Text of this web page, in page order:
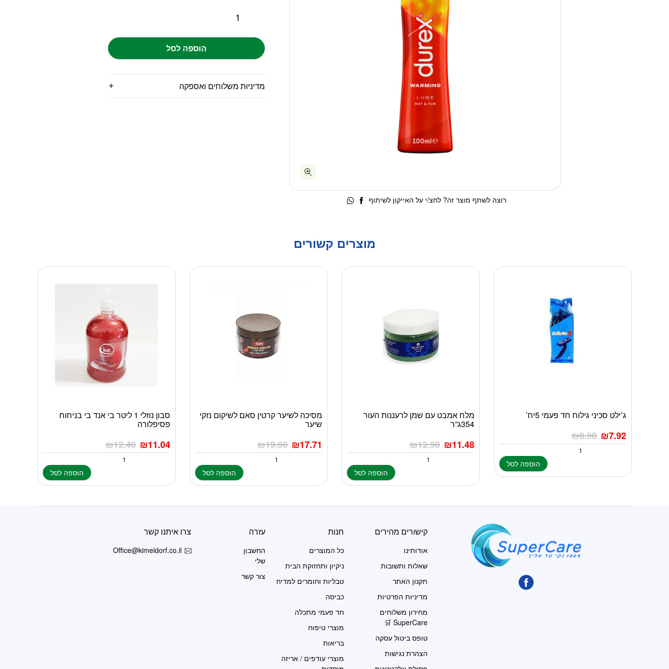
הוספה לסל
מדיניות משלוחים ואספקה
רוצה לשתף מוצר זה? לחצ/י על האייקון לשיתוף
מוצרים קשורים
ג’ילט סכיני גילוח חד פעמי 5יח’
₪8.90 ₪7.92
הוספה לסל
מלח אמבט עם שמן לרעננות העור
354ג”ר
₪12.90 ₪11.48
הוספה לסל
מסיכה לשיער קרטין סאם לשיקום נזקי
שיער
₪19.90 ₪17.71
הוספה לסל
סבון נוזלי 1 ליטר בי אנד בי בניחוח
פסיפלורה
₪12.40 ₪11.04
הוספה לסל
קישורים מהירים
אודותינו
שאלות ותשובות
תקנון האתר
מדיניות הפרטיות
מחירון משלוחים
SuperCare 🛒
טופס ביטול עסקה
הצהרת נגישות
חנות
כל המוצרים
ניקיון ותחזוקת הבית
טבליות וחומרים למדיח
כביסה
חד פעמי מתכלה
מוצרי טיפוח
בריאות
מוצרי עודפים / אריזה
עזרה
החשבון
שלי
צור קשר
צרו איתנו קשר
Office@kimeldorf.co.il